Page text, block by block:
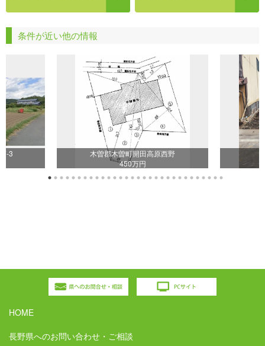
条件が近い他の情報
3
木曽郡木曽町開田高原西野
450万円
HOME
長野県へのお問い合わせ・ご相談